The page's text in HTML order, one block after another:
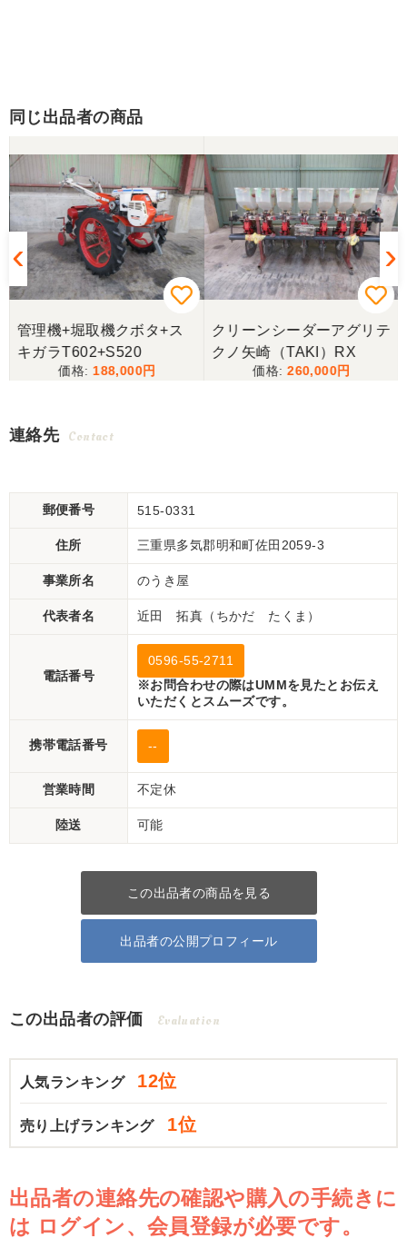
同じ出品者の商品
管理機+堀取機クボタ+ス
キガラT602+S520
188,000
クリーンシーダーアグリテ
クノ矢崎（TAKI）RX
260,000
連絡先 Contact
郵便番号 515-0331
住所 三重県多気郡明和町佐田2059-3
事業所名 のうき屋
代表者名 近田 拓真（ちかだ たくま）
電話番号
0596-55-2711
※お問合わせの際はUMMを見たとお伝え
いただくとスムーズです。
携帯電話番号 --
営業時間 不定休
陸送 可能
この出品者の商品を見る
出品者の公開プロフィール
この出品者の評価 Evaluation
人気ランキング 12位
売り上げランキング 1位
出品者の連絡先の確認や購入の手続きに
は ログイン、会員登録が必要です。